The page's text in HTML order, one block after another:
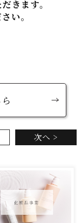
きます。
い。
次へ >